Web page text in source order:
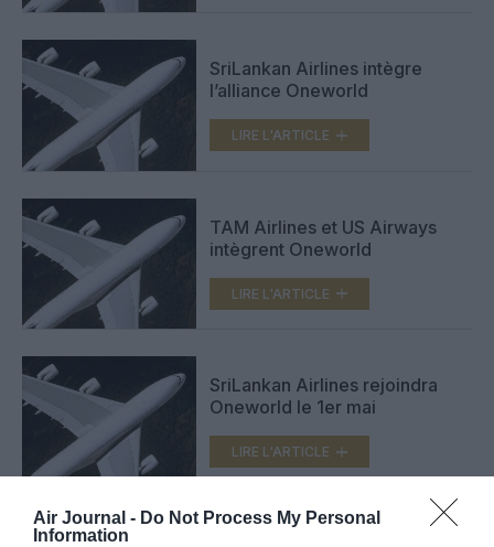
Air Journal - Do Not Process My Personal
Information
SriLankan Airlines intègre
l’alliance Oneworld
LIRE L'ARTICLE
TAM Airlines et US Airways
intègrent Oneworld
LIRE L'ARTICLE
SriLankan Airlines rejoindra
Oneworld le 1er mai
LIRE L'ARTICLE